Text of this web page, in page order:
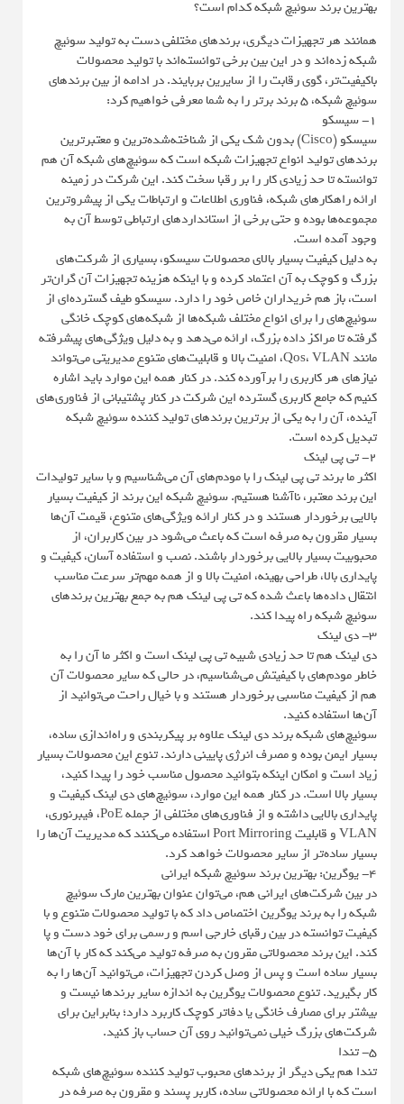
بهترین برند سوئیچ شبکه کدام است؟
همانند هر تجهیزات دیگری، برندهای مختلفی دست به تولید سوئیچ
شبکه زده‌اند و در این بین برخی توانسته‌اند با تولید محصولات
باکیفیت‌تر، گوی رقابت را از سایرین بربایند. در ادامه از بین برندهای
سوئیچ شبکه، 5 برند برتر را به شما معرفی خواهیم کرد:
1- سیسکو
سیسکو (Cisco) بدون شک یکی از شناخته‌شده‌ترین و معتبرترین
برندهای تولید انواع تجهیزات شبکه است که سوئیچ‌های شبکه آن هم
توانسته تا حد زیادی کار را بر رقبا سخت کند. این شرکت در زمینه
ارائه راهکارهای شبکه، فناوری اطلاعات و ارتباطات یکی از پیشروترین
مجموعه‌ها بوده و حتی برخی از استانداردهای ارتباطی توسط آن به
وجود آمده است.
به دلیل کیفیت بسیار بالای محصولات سیسکو، بسیاری از شرکت‌های
بزرگ و کوچک به آن اعتماد کرده و با اینکه هزینه تجهیزات آن گران‌تر
است، باز هم خریداران خاص خود را دارد. سیسکو طیف گسترده‌ای از
سوئیچ‌های را برای انواع مختلف شبکه‌ها از شبکه‌های کوچک خانگی
گرفته تا مراکز داده بزرگ، ارائه می‌دهد و به دلیل ویژگی‌های پیشرفته
مانند Qos، VLAN، امنیت بالا و قابلیت‌های متنوع مدیریتی می‌تواند
نیازهای هر کاربری را برآورده کند. در کنار همه این موارد باید اشاره
کنیم که جامع کاربری گسترده این شرکت در کنار پشتیبانی از فناوری‌های
آینده، آن را به یکی از برترین برندهای تولید کننده سوئیچ شبکه
تبدیل کرده است.
2- تی پی لینک
اکثر ما برند تی پی لینک را با مودم‌های آن می‌شناسیم و با سایر تولیدات
این برند معتبر، ناآشنا هستیم. سوئیچ‌ شبکه این برند از کیفیت بسیار
بالایی برخوردار هستند و در کنار ارائه ویژگی‌های متنوع، قیمت آن‌ها
بسیار مقرون به صرفه است که باعث می‌شود در بین کاربران، از
محبوبیت بسیار بالایی برخوردار باشند. نصب و استفاده آسان، کیفیت و
پایداری بالا، طراحی بهینه، امنیت بالا و از همه مهم‌تر سرعت مناسب
انتقال داده‌ها باعث شده که تی پی لینک هم به جمع بهترین برندهای
سوئیچ شبکه راه پیدا کند.
3- دی لینک
دی لینک هم تا حد زیادی شبیه تی پی لینک است و اکثر ما آن را به
خاطر مودم‌های با کیفیتش می‌شناسیم، در حالی که سایر محصولات آن
هم از کیفیت مناسبی برخوردار هستند و با خیال راحت می‌توانید از
آن‌ها استفاده کنید.
سوئیچ‌های شبکه برند دی لینک علاوه بر پیکربندی و راه‌اندازی ساده،
بسیار ایمن بوده و مصرف انرژی پایینی دارند. تنوع این محصولات بسیار
زیاد است و امکان اینکه بتوانید محصول مناسب خود را پیدا کنید،
بسیار بالا است. در کنار همه این موارد، سوئیچ‌های دی لینک کیفیت و
پایداری بالایی داشته و از فناوری‌های مختلفی از جمله PoE، فیبرنوری،
VLAN و قابلیت Port Mirroring استفاده می‌کنند که مدیریت آن‌ها را
بسیار ساده‌تر از سایر محصولات خواهد کرد.
4- یوگرین: بهترین برند سوئیچ شبکه ایرانی
در بین شرکت‌های ایرانی هم، می‌توان عنوان بهترین مارک سوئیچ
شبکه را به برند یوگرین اختصاص داد که با تولید محصولات متنوع و با
کیفیت توانسته در بین رقبای خارجی اسم و رسمی برای خود دست و پا
کند. این برند محصولاتی مقرون به صرفه تولید می‌کند که کار با آن‌ها
بسیار ساده است و پس از وصل کردن تجهیزات، می‌توانید آن‌ها را به
کار بگیرید. تنوع محصولات یوگرین به اندازه سایر برندها نیست و
بیشتر برای مصارف خانگی یا دفاتر کوچک کاربرد دارد؛ بنابراین برای
شرکت‌های بزرگ خیلی نمی‌توانید روی آن حساب باز کنید.
5- تندا
تندا هم یکی دیگر از برندهای محبوب تولید کننده سوئیچ‌های شبکه
است که با ارائه محصولاتی ساده، کاربر پسند و مقرون به صرفه در